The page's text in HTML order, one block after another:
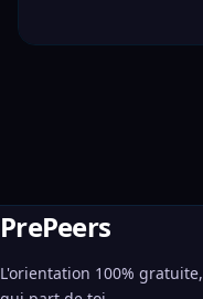
PrePeers
L'orientation 100% gratuite,